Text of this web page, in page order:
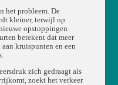
het probleem. De
kleiner, terwijl op
opstoppingen
betekent dat meer
kruispunten en een
zich gedraagt als
zoekt het verkeer